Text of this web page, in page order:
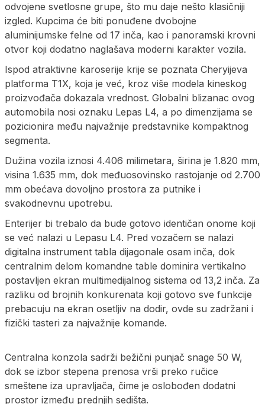
odvojene svetlosne grupe, što mu daje nešto klasičniji
izgled. Kupcima će biti ponuđene dvobojne
aluminijumske felne od 17 inča, kao i panoramski krovni
otvor koji dodatno naglašava moderni karakter vozila.
Ispod atraktivne karoserije krije se poznata Cheryijeva
platforma T1X, koja je već, kroz više modela kineskog
proizvođača dokazala vrednost. Globalni blizanac ovog
automobila nosi oznaku Lepas L4, a po dimenzijama se
pozicionira među najvažnije predstavnike kompaktnog
segmenta.
Dužina vozila iznosi 4.406 milimetara, širina je 1.820 mm,
visina 1.635 mm, dok međuosovinsko rastojanje od 2.700
mm obećava dovoljno prostora za putnike i
svakodnevnu upotrebu.
Enterijer bi trebalo da bude gotovo identičan onome koji
se već nalazi u Lepasu L4. Pred vozačem se nalazi
digitalna instrument tabla dijagonale osam inča, dok
centralnim delom komandne table dominira vertikalno
postavljen ekran multimedijalnog sistema od 13,2 inča. Za
razliku od brojnih konkurenata koji gotovo sve funkcije
prebacuju na ekran osetljiv na dodir, ovde su zadržani i
fizički tasteri za najvažnije komande.
Centralna konzola sadrži bežični punjač snage 50 W,
dok se izbor stepena prenosa vrši preko ručice
smeštene iza upravljača, čime je oslobođen dodatni
prostor između prednjih sedišta.